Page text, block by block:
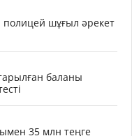
полицей шұғыл әрекет
баланы
35 млн теңге